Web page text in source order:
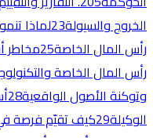
الخروج والسيولة23لماذا
رأس المال الخاصة25مخاطر
رأس المال الخاصة
وتوكنة الأصول الواقعية28
الوكيلة29كيف تقيّم فرصة